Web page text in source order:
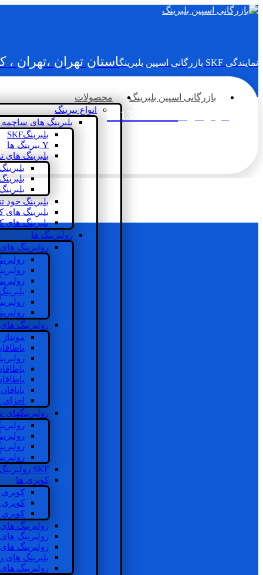
نمایندگی SKF بازرگانی اسپین بلبرینگ استان تهران ،تهران ،
02133936833
بازرگانی اسپین بلبرینگ محصولات
انواع بیرینگ
بلبرینگ های ساچمه
بلبرینگSKF
Y بیرینگ ها
بلبرینگ های
بلبرینگ خود
بلبرینگ
بلبرینگ
رولبرینگ ها
رولبرینگ
رولبرینگ
SKF رولبرینگ
کوپری ها
کوپری
رولبرینگ
رولبرینگ
رولبرینگ
بلبرینگ
رولبرینگ